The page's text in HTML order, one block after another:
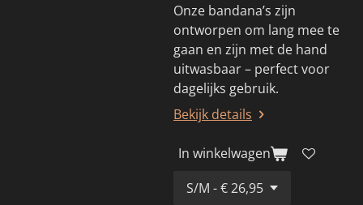
Onze bandana’s zijn
ontworpen om lang mee te
gaan en zijn met de hand
uitwasbaar – perfect voor
dagelijks gebruik.
Bekijk details
In winkelwagen